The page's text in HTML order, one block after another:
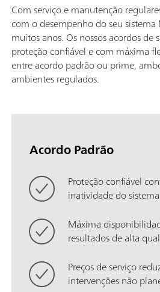
Com serviço e manutenção
com o desempenho do seu
muitos anos. Os nossos acordos de
proteção confiável e com máxima
entre acordo padrão ou prime,
ambientes regulados.
Acordo Padrão
Proteção confiável
inatividade do sistema
Máxima
resultados de alta
Preços de serviço
intervenções não